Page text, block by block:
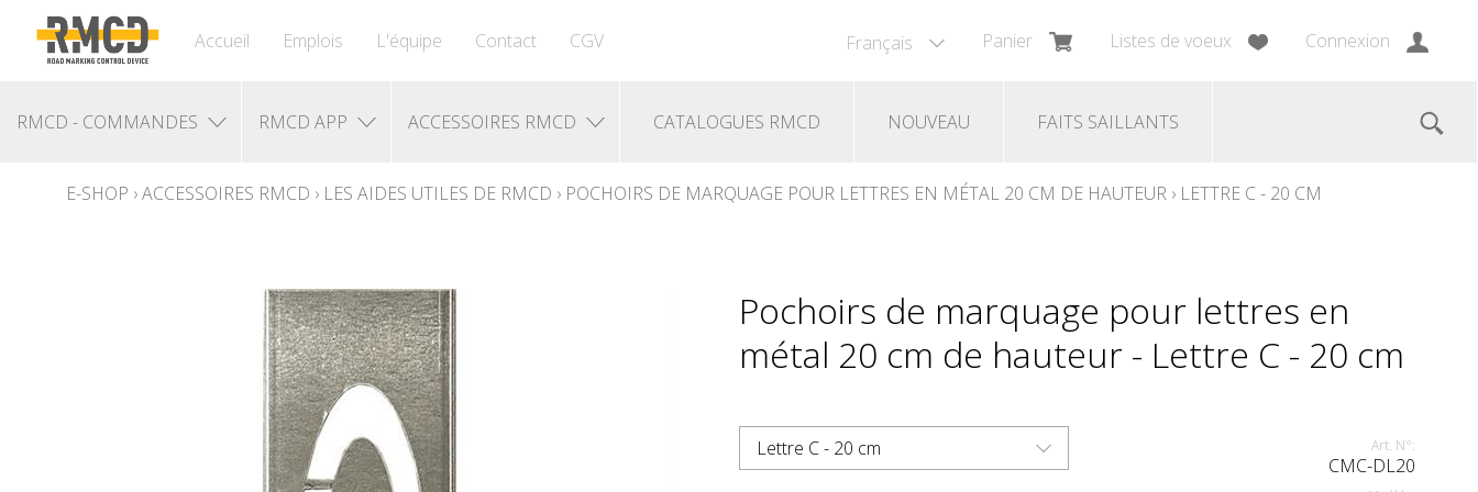
Français Panier Listes de voeux Connexion
Accueil Emplois L'équipe Contact CGV
RMCD - COMMANDES RMCD APP ACCESSOIRES RMCD CATALOGUES RMCD NOUVEAU FAITS SAILLANTS
E-SHOP ›ACCESSOIRES RMCD › LES AIDES UTILES DE RMCD › POCHOIRS DE MARQUAGE POUR LETTRES EN MÉTAL 20 CM DE HAUTEUR › LETTRE C - 20 CM
Pochoirs de marquage pour lettres en
métal 20 cm de hauteur - Lettre C - 20 cm
Lettre C - 20 cm Art. N°:
CMC-DL20